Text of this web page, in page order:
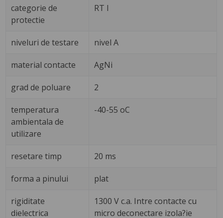
categorie de
protectie
RT I
niveluri de testare nivel A
material contacte AgNi
grad de poluare 2
temperatura
ambientala de
utilizare
-40-55 oC
resetare timp 20 ms
forma a pinului plat
rigiditate
dielectrica
1300 V c.a. Intre contacte cu
micro deconectare izola?ie